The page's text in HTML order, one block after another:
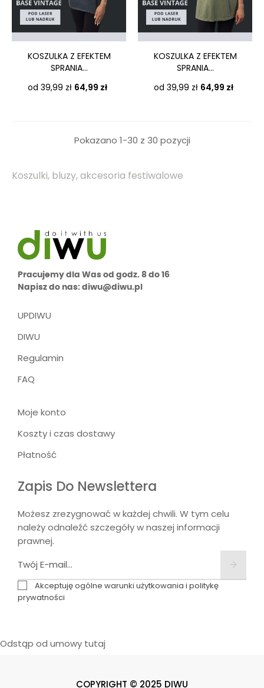
KOSZULKA Z EFEKTEM
SPRANIA...
od 39,99 zł Cena
64,99 zł
KOSZULKA Z EFEKTEM
SPRANIA...
od 39,99 zł Cena
64,99 zł
Pokazano 1-30 z 30 pozycji
Koszulki, bluzy, akcesoria festiwalowe
Pracujemy dla Was od godz. 8 do 16
Napisz do nas: diwu@diwu.pl
UPDIWU
DIWU
Regulamin
FAQ
Moje konto
Koszty i czas dostawy
Płatność
Zapis Do Newslettera
Możesz zrezygnować w każdej chwili. W tym celu
należy odnaleźć szczegóły w naszej informacji
prawnej.
Akceptuję ogólne warunki użytkowania i politykę
prywatności
Odstąp od umowy tutaj
COPYRIGHT © 2025 DIWU